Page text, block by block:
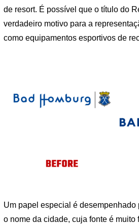
de resort. É possível que o título do
verdadeiro motivo para a
como equipamentos esportivos de
Um papel especial é desempenhado
o nome da cidade, cuja fonte é muito